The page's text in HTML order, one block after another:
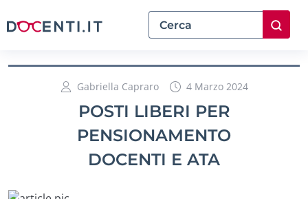
Gabriella Capraro 4 Marzo 2024
POSTI LIBERI PER
PENSIONAMENTO
DOCENTI E ATA